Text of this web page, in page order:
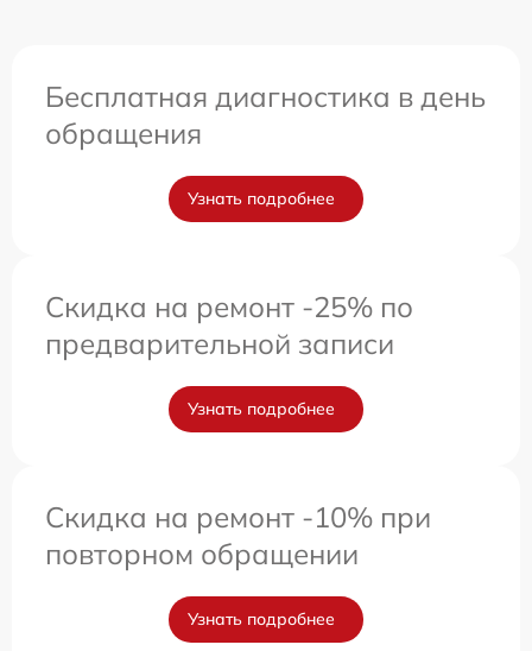
Бесплатная диагностика в день
обращения
Узнать подробнее
Скидка на ремонт -25% по
предварительной записи
Узнать подробнее
Скидка на ремонт -10% при
повторном обращении
Узнать подробнее